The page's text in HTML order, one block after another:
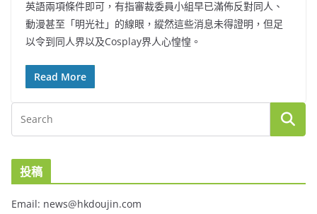
英語兩項條件即可，有指審裁委員小組早已滿佈反對同人、
動漫甚至「明光社」的線眼，縱然這些消息未得證明，但足
以令到同人界以及Cosplay界人心惶惶。
Read More
投稿
Email: news@hkdoujin.com